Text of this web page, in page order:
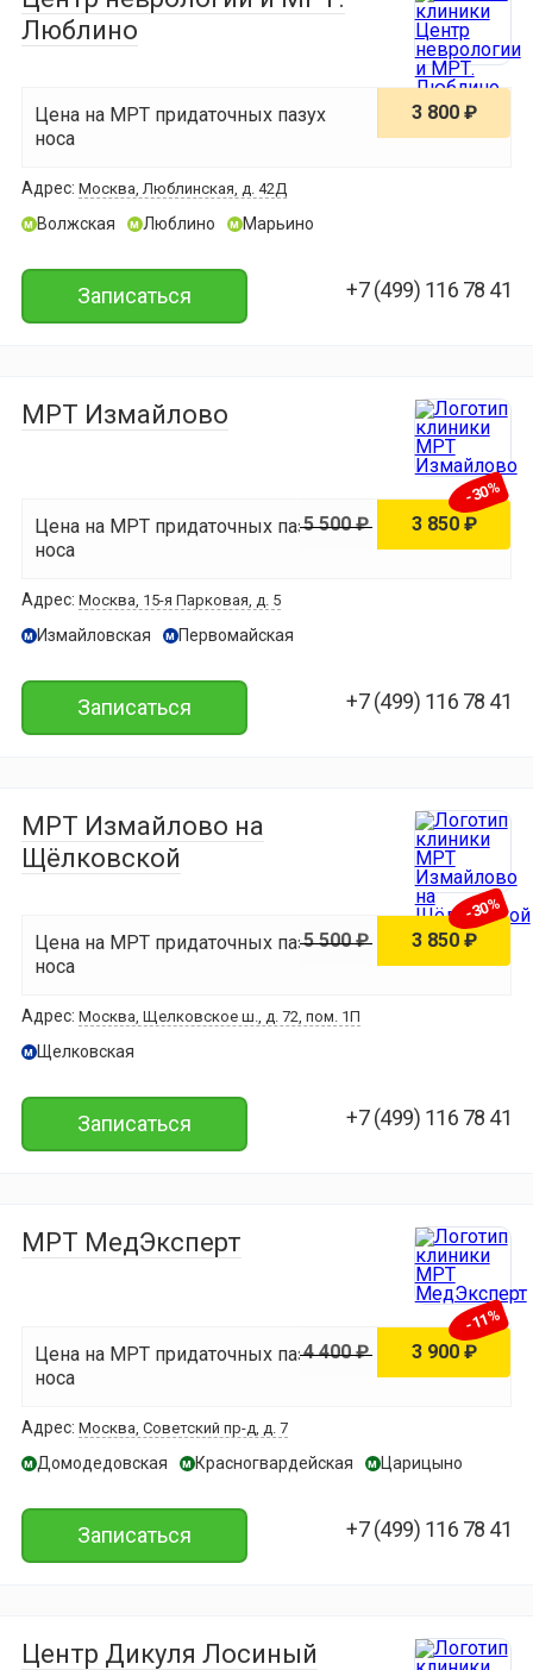
Люблино
Цена на МРТ придаточных пазух
носа
3 800 ₽
Адрес: Москва, Люблинская, д. 42Д
м Волжская м Люблино м Марьино
Записаться +7 (499) 116 78 41
МРТ Измайлово
Цена на МРТ придаточных пазух
носа
3 850 ₽
5 500 ₽
-30%
Адрес: Москва, 15-я Парковая, д. 5
м Измайловская м Первомайская
Записаться +7 (499) 116 78 41
МРТ Измайлово на
Щёлковской
Цена на МРТ придаточных пазух
носа
3 850 ₽
5 500 ₽
-30%
Адрес: Москва, Щелковское ш., д. 72, пом. 1П
м Щелковская
Записаться +7 (499) 116 78 41
МРТ МедЭксперт
Цена на МРТ придаточных пазух
носа
3 900 ₽
4 400 ₽
-11%
Адрес: Москва, Советский пр-д, д. 7
м Домодедовская м Красногвардейская м Царицыно
Записаться +7 (499) 116 78 41
Центр Дикуля Лосиный